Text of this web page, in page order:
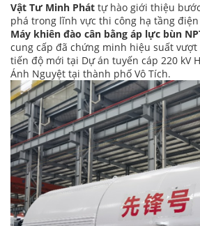
Vật Tư Minh Phát tự hào giới thiệu
phá trong lĩnh vực thi công hạ tầng
Máy khiên đào cân bằng áp lực bùn
cung cấp đã chứng minh hiệu suất
tiến độ mới tại Dự án tuyến cáp 220 kV
Ánh Nguyệt tại thành phố Vô Tích.